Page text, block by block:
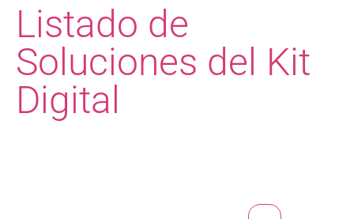
Listado de
Soluciones del Kit
Digital